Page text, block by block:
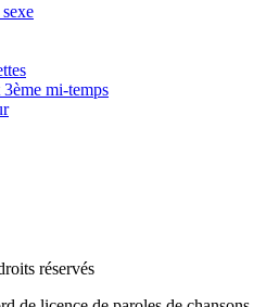
mi-temps
réservés